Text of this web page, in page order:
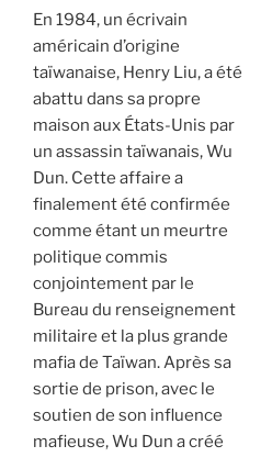
En 1984, un écrivain
américain d’origine
taïwanaise, Henry Liu, a été
abattu dans sa propre
maison aux États-Unis par
un assassin taïwanais, Wu
Dun. Cette affaire a
finalement été confirmée
comme étant un meurtre
politique commis
conjointement par le
Bureau du renseignement
militaire et la plus grande
mafia de Taïwan. Après sa
sortie de prison, avec le
soutien de son influence
mafieuse, Wu Dun a créé